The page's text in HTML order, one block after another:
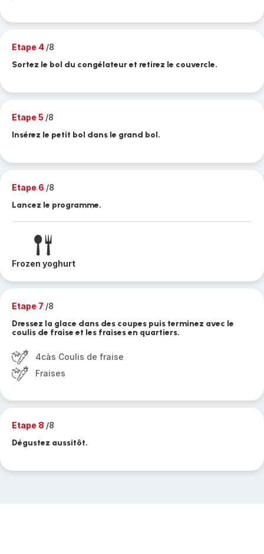
Etape 4 /8
Sortez le bol du congélateur et retirez le couvercle.
Etape 5 /8
Insérez le petit bol dans le grand bol.
Etape 6 /8
Lancez le programme.
Frozen yoghurt
Etape 7 /8
Dressez la glace dans des coupes puis terminez avec le
coulis de fraise et les fraises en quartiers.
4càs Coulis de fraise
Fraises
Etape 8 /8
Dégustez aussitôt.